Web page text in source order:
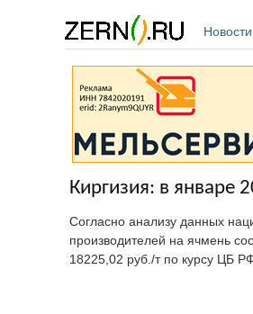
Новости
Киргизия: в январе
Согласно анализу данных
производителей на ячмень
18225,02 руб./т по курсу ЦБ